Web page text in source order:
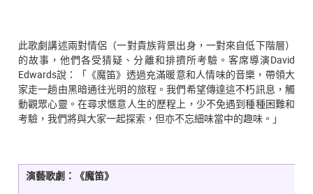
此歌劇講述兩對情侶（一對貴族背景出身，一對來自低下階層）
的故事，他們各受猜疑、分離和排擠所考驗。客席導演David
Edwards說：「《魔笛》透過充滿暖意和人情味的音樂，帶領大
家走一趟由黑暗通往光明的旅程。我們希望傳達這不朽訊息，觸
動觀眾心靈。在尋求愜意人生的歷程上，少不免遇到種種困難和
考驗，我們將與大家一起探索，但亦不忘細味當中的趣味。」
演藝歌劇：《魔笛》